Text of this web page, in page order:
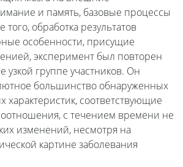
и память, базовые процессы
обработка результатов
особенности, присущие
эксперимент был повторен
узкой группе участников. Он
большинство обнаруженных
характеристик, соответствующие
с течением времени не
изменений, несмотря на
картине заболевания